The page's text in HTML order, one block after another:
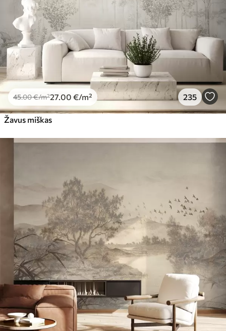
Premium vinilas
65 .0039.00€/m²
Peel and Stick
81.65 48
45.00€/m²27 .00 €/m² 235
Žavus miškas